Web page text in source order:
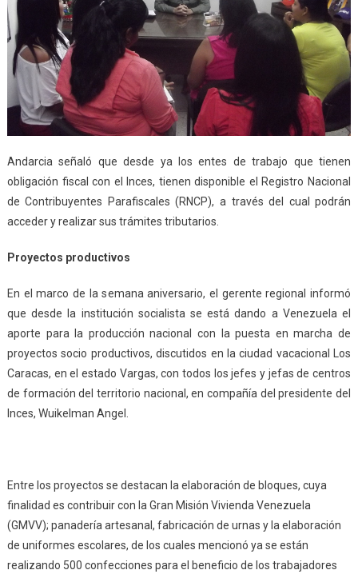
Andarcia señaló que desde ya los entes de trabajo que tienen
obligación fiscal con el Inces, tienen disponible el Registro Nacional
de Contribuyentes Parafiscales (RNCP), a través del cual podrán
acceder y realizar sus trámites tributarios.
Proyectos productivos
En el marco de la semana aniversario, el gerente regional informó
que desde la institución socialista se está dando a Venezuela el
aporte para la producción nacional con la puesta en marcha de
proyectos socio productivos, discutidos en la ciudad vacacional Los
Caracas, en el estado Vargas, con todos los jefes y jefas de centros
de formación del territorio nacional, en compañía del presidente del
Inces, Wuikelman Angel.
Entre los proyectos se destacan la elaboración de bloques, cuya
finalidad es contribuir con la Gran Misión Vivienda Venezuela
(GMVV); panadería artesanal, fabricación de urnas y la elaboración
de uniformes escolares, de los cuales mencionó ya se están
realizando 500 confecciones para el beneficio de los trabajadores